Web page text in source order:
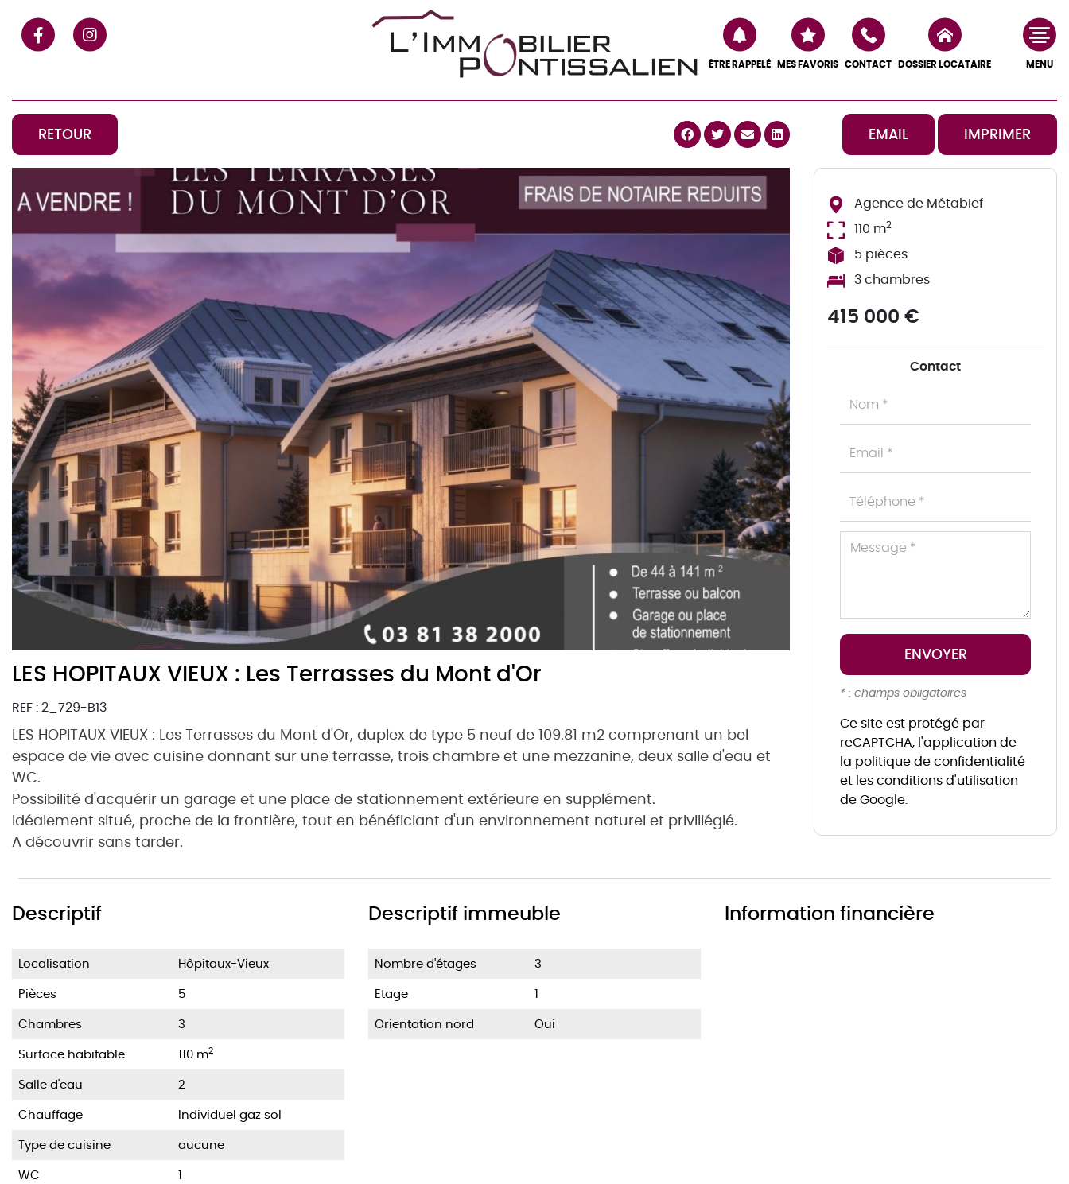
ÊTRE RAPPELÉ MES FAVORIS CONTACT DOSSIER LOCATAIRE MENU
RETOUR EMAIL IMPRIMER
LES HOPITAUX VIEUX : Les Terrasses du Mont d'Or
REF : 2_729-B13
LES HOPITAUX VIEUX : Les Terrasses du Mont d'Or, duplex de type 5 neuf de 109.81 m2 comprenant un bel
espace de vie avec cuisine donnant sur une terrasse, trois chambre et une mezzanine, deux salle d'eau et
WC.
Possibilité d'acquérir un garage et une place de stationnement extérieure en supplément.
Idéalement situé, proche de la frontière, tout en bénéficiant d'un environnement naturel et priviliégié.
A découvrir sans tarder.
Agence de Métabief
110 m2
5 pièces
3 chambres
415 000 €
Contact
* : champs obligatoires
Ce site est protégé par
reCAPTCHA, l'application de
la politique de confidentialité
et lesconditions d'utilisation
de Google.
Descriptif
Localisation
Hôpitaux-Vieux
Pièces
5
Chambres
3
Surface habitable
110 m2
Salle d'eau
2
Chauffage
Individuel gaz sol
Type de cuisine
aucune
WC
1
Descriptif immeuble
Nombre d'étages
3
Etage
1
Orientation nord
Oui
Information financière